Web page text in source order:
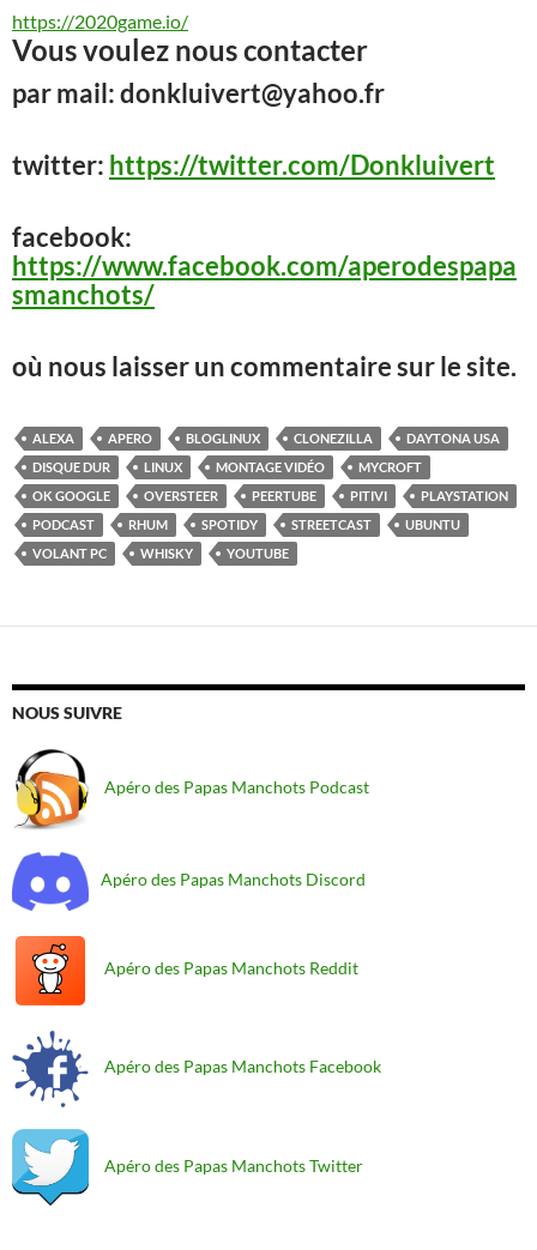
https://2020game.io/
Vous voulez nous contacter
par mail: donkluivert@yahoo.fr
twitter: https://twitter.com/Donkluivert
facebook:
https://www.facebook.com/aperodespapa
smanchots/
où nous laisser un commentaire sur le site.
ALEXA APERO BLOGLINUX CLONEZILLA
DAYTONA USA
DISQUE DUR
LINUX MONTAGE VIDÉO
MYCROFT
OK GOOGLE
OVERSTEER PEERTUBE PITIVI
PLAYSTATION
PODCAST
RHUM SPOTIDY STREETCAST
UBUNTU
VOLANT PC
WHISKY YOUTUBE
NOUS SUIVRE
Apéro des Papas Manchots Podcast
Apéro des Papas Manchots Discord
Apéro des Papas Manchots Reddit
Apéro des Papas Manchots Facebook
Apéro des Papas Manchots Twitter